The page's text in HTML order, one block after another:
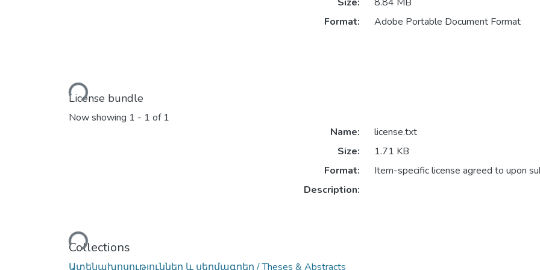
Loading...
Format:
Adobe Portable Document Format
License bundle
Now showing 1 - 1 of 1
Loading...
Name:
license.txt
Size:
1.71 KB
Format:
Item-specific license agreed to upon
Description:
Collections
Ատենախոսություններ և սեղմագրեր / Theses & Abstracts